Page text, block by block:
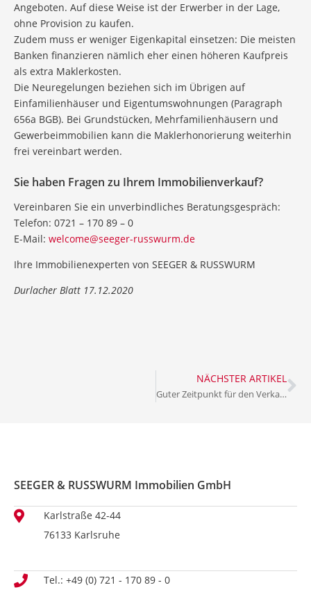
Angeboten. Auf diese Weise ist der Erwerber in der Lage,
ohne Provision zu kaufen.
Zudem muss er weniger Eigenkapital einsetzen: Die meisten
Banken finanzieren nämlich eher einen höheren Kaufpreis
als extra Maklerkosten.
Die Neuregelungen beziehen sich im Übrigen auf
Einfamilienhäuser und Eigentumswohnungen (Paragraph
656a BGB). Bei Grundstücken, Mehrfamilienhäusern und
Gewerbeimmobilien kann die Maklerhonorierung weiterhin
frei vereinbart werden.
Sie haben Fragen zu Ihrem Immobilienverkauf?
Vereinbaren Sie ein unverbindliches Beratungsgespräch:
Telefon: 0721 – 170 89 – 0
E-Mail: welcome@seeger-russwurm.de
Ihre Immobilienexperten von SEEGER & RUSSWURM
Durlacher Blatt 17.12.2020
NÄCHSTER ARTIKEL
Guter Zeitpunkt für den Verkauf von Immobilien
SEEGER & RUSSWURM Immobilien GmbH
Karlstraße 42-44
76133 Karlsruhe
Tel.: +49 (0) 721 - 170 89 - 0